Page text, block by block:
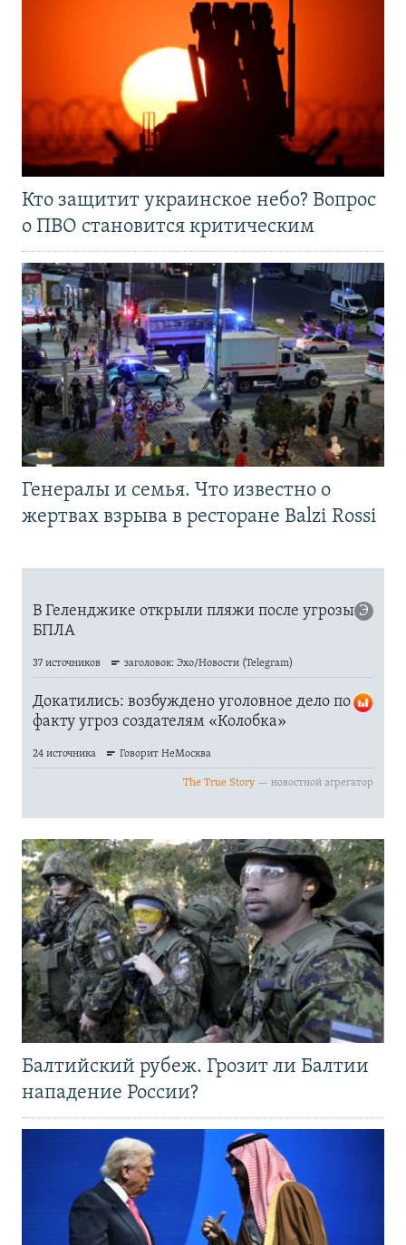
Кто защитит украинское небо? Вопрос
о ПВО становится критическим
Генералы и семья. Что известно о
жертвах взрыва в ресторане Balzi Rossi
Балтийский рубеж. Грозит ли Балтии
нападение России?